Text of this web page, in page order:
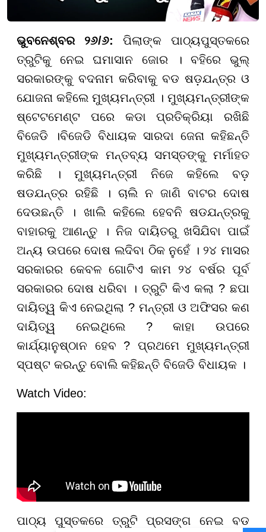
ଭୁବନେଶ୍ବର ୨୬/୬: ପିଲାଙ୍କ ପାଠ୍ୟପୁସ୍ତକରେ
ତ୍ରୁଟିକୁ ନେଇ ଘମାସାନ ଜୋର । ବହିରେ ଭୁଲ୍
ସରକାରଙ୍କୁ ବଦନାମ କରିବାକୁ ବଡ ଷଡ଼ଯନ୍ତ୍ର ଓ
ଯୋଜନା କହିଲେ ମୁଖ୍ୟମନ୍ତ୍ରୀ । ମୁଖ୍ୟମନ୍ତ୍ରୀଙ୍କ
ଷ୍ଟେଟମେଣ୍ଟ ପରେ କଡା ପ୍ରତିକ୍ରିୟା ରଖିଛି
ବିଜେଡି ।ବିଜେଡି ବିଧାୟକ ସାରଦା ଜେନା କହିଛନ୍ତି
ମୁଖ୍ୟମନ୍ତ୍ରୀଙ୍କ ମନ୍ତବ୍ୟ ସମସ୍ତଙ୍କୁ ମର୍ମାହତ
କରିଛି । ମୁଖ୍ୟମନ୍ତ୍ରୀ ନିଜେ କହିଲେ ବଡ଼
ଷଡଯନ୍ତ୍ର ରହିଛି । ଚାଲି ନ ଜାଣି ବାଟର ଦୋଷ
ଦେଉଛନ୍ତି । ଖାଲି କହିଲେ ହେବନି ଷଡଯନ୍ତ୍ରକୁ
ବାହାରକୁ ଆଣନ୍ତୁ । ନିଜ ଦାୟିତରୁ ଖସିଯିବା ପାଇଁ
ଅନ୍ୟ ଉପରେ ଦୋଷ ଲଦିବା ଠିକ ନୁହେଁ । ୨୪ ମାସର
ସରକାରର କେବଳ ଗୋଟିଏ କାମ ୨୪ ବର୍ଷର ପୂର୍ବ
ସରକାରର ଦୋଷ ଧରିବା । ତ୍ରୁଟି କିଏ କଲା ? ଛପା
ଦାୟିତ୍ୱ କିଏ ନେଇଥିଲା ? ମନ୍ତ୍ରୀ ଓ ଅଫିସର କଣ
ଦାୟିତ୍ୱ ନେଇଥିଲେ ? କାହା ଉପରେ
କାର୍ଯ୍ୟାନୁଷ୍ଠାନ ହେବ ? ପ୍ରଥମେ ମୁଖ୍ୟମନ୍ତ୍ରୀ
ସ୍ପଷ୍ଟ କରନ୍ତୁ ବୋଲି କହିଛନ୍ତି ବିଜେଡି ବିଧାୟକ ।
Watch Video:
ପାଠ୍ୟ ପୁସ୍ତକରେ ତ୍ରୁଟି ପ୍ରସଙ୍ଗ ନେଇ ବଡ